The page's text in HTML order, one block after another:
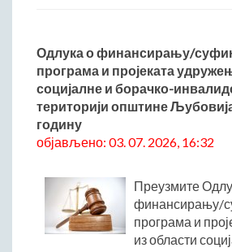
Служба за пољопривреду, водопривреду и
средине
Приватно предузетништво
Бирачки списак
Одлука о финансирању/
програма и пројеката
социјалне и борачко-
територији општине
годину
објављено: 03. 07. 2026, 16:32
Преузмите
финансирању/
програма и
из области